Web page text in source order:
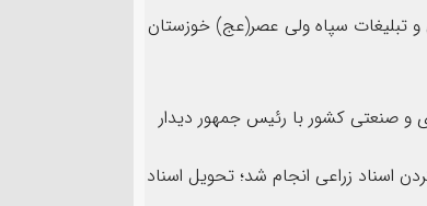
تبلیغات سپاه ولی عصر(عج) خوزستان
و صنعتی کشور با رئیس جمهور دیدار
اسناد زراعی انجام شد؛ تحویل اسناد